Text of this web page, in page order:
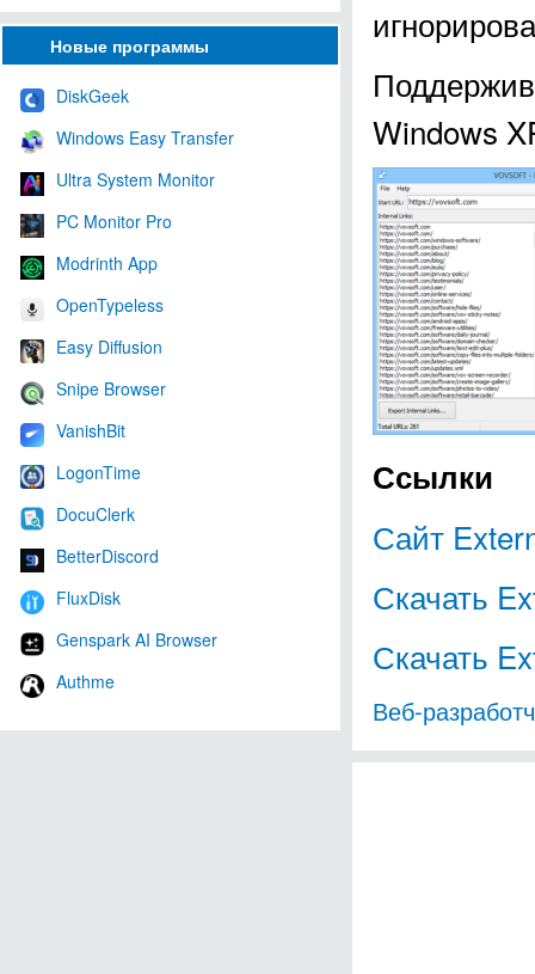
Новые программы
DiskGeek
Windows Easy Transfer
Ultra System Monitor
PC Monitor Pro
Modrinth App
OpenTypeless
Easy Diffusion
Snipe Browser
VanishBit
LogonTime
DocuClerk
BetterDiscord
FluxDisk
Genspark AI Browser
Authme
Windows
Ссылки
Сайт
Скачать
Скачать
Веб-